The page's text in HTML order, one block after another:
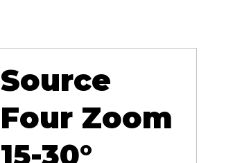
Source
Four Zoom
15-30°